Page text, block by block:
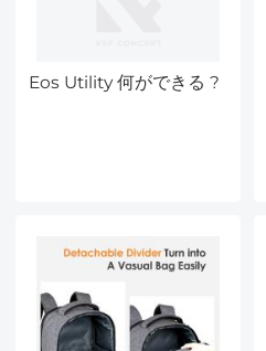
Eos Utility 何ができる ?